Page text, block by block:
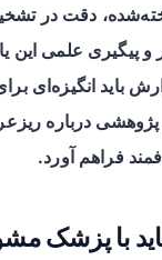
دقت در
و پیگیری علمی این
باید انگیزه‌ای
پژوهشی درباره
فراهم آورد.
با پزشک